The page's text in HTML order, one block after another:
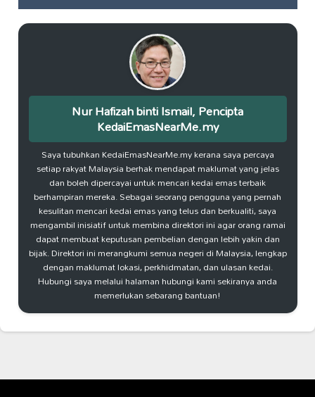
Nur Hafizah binti Ismail, Pencipta
KedaiEmasNearMe.my
Saya tubuhkan KedaiEmasNearMe.my kerana saya percaya
setiap rakyat Malaysia berhak mendapat maklumat yang jelas
dan boleh dipercayai untuk mencari kedai emas terbaik
berhampiran mereka. Sebagai seorang pengguna yang pernah
kesulitan mencari kedai emas yang telus dan berkualiti, saya
mengambil inisiatif untuk membina direktori ini agar orang ramai
dapat membuat keputusan pembelian dengan lebih yakin dan
bijak. Direktori ini merangkumi semua negeri di Malaysia, lengkap
dengan maklumat lokasi, perkhidmatan, dan ulasan kedai.
Hubungi saya melalui halaman hubungi kami sekiranya anda
memerlukan sebarang bantuan!